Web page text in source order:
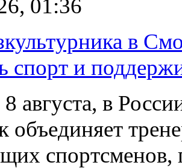
01:36
в
спорт и
августа, в
объединяет